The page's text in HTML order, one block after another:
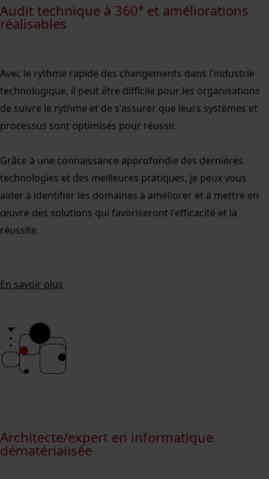
Audit technique à 360° et améliorations
réalisables
Avec le rythme rapide des changements dans l'industrie
technologique, il peut être difficile pour les organisations
de suivre le rythme et de s'assurer que leurs systèmes et
processus sont optimisés pour réussir.
Grâce à une connaissance approfondie des dernières
technologies et des meilleures pratiques, je peux vous
aider à identifier les domaines à améliorer et à mettre en
œuvre des solutions qui favoriseront l'efficacité et la
réussite.
En savoir plus
Architecte/expert en informatique
dématérialisée